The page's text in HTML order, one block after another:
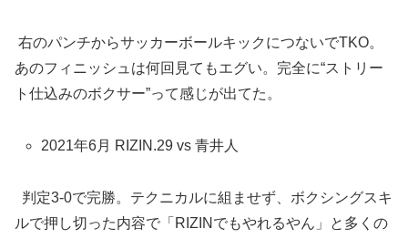
右のパンチからサッカーボールキックにつないでTKO。
あのフィニッシュは何回見てもエグい。完全に“ストリー
ト仕込みのボクサー”って感じが出てた。
2021年6月 RIZIN.29 vs 青井人
判定3-0で完勝。テクニカルに組ませず、ボクシングスキ
ルで押し切った内容で「RIZINでもやれるやん」と多くの